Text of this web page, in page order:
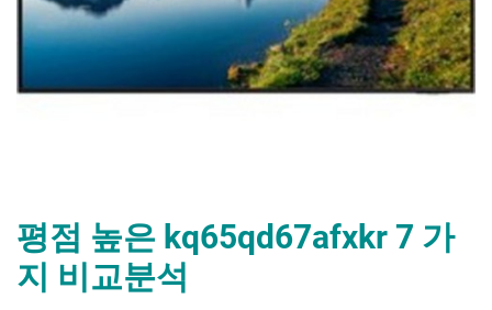
평점 높은 kq65qd67afxkr 7 가
지 비교분석